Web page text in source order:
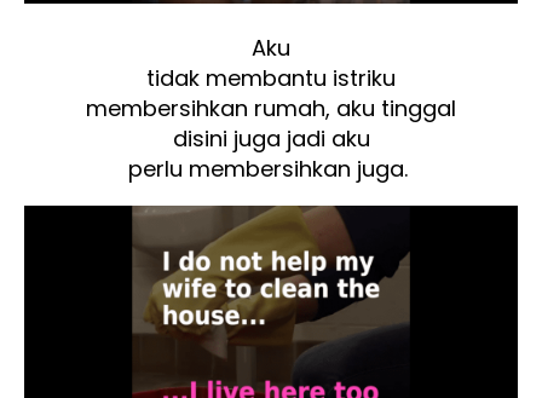
Aku
tidak membantu istriku
membersihkan rumah, aku tinggal
disini juga jadi aku
perlu membersihkan juga.